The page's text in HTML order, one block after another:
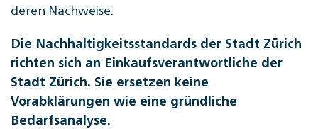
deren Nachweise.
Die Nachhaltigkeitsstandards der Stadt Zürich
richten sich an Einkaufsverantwortliche der
Stadt Zürich. Sie ersetzen keine
Vorabklärungen wie eine gründliche
Bedarfsanalyse.